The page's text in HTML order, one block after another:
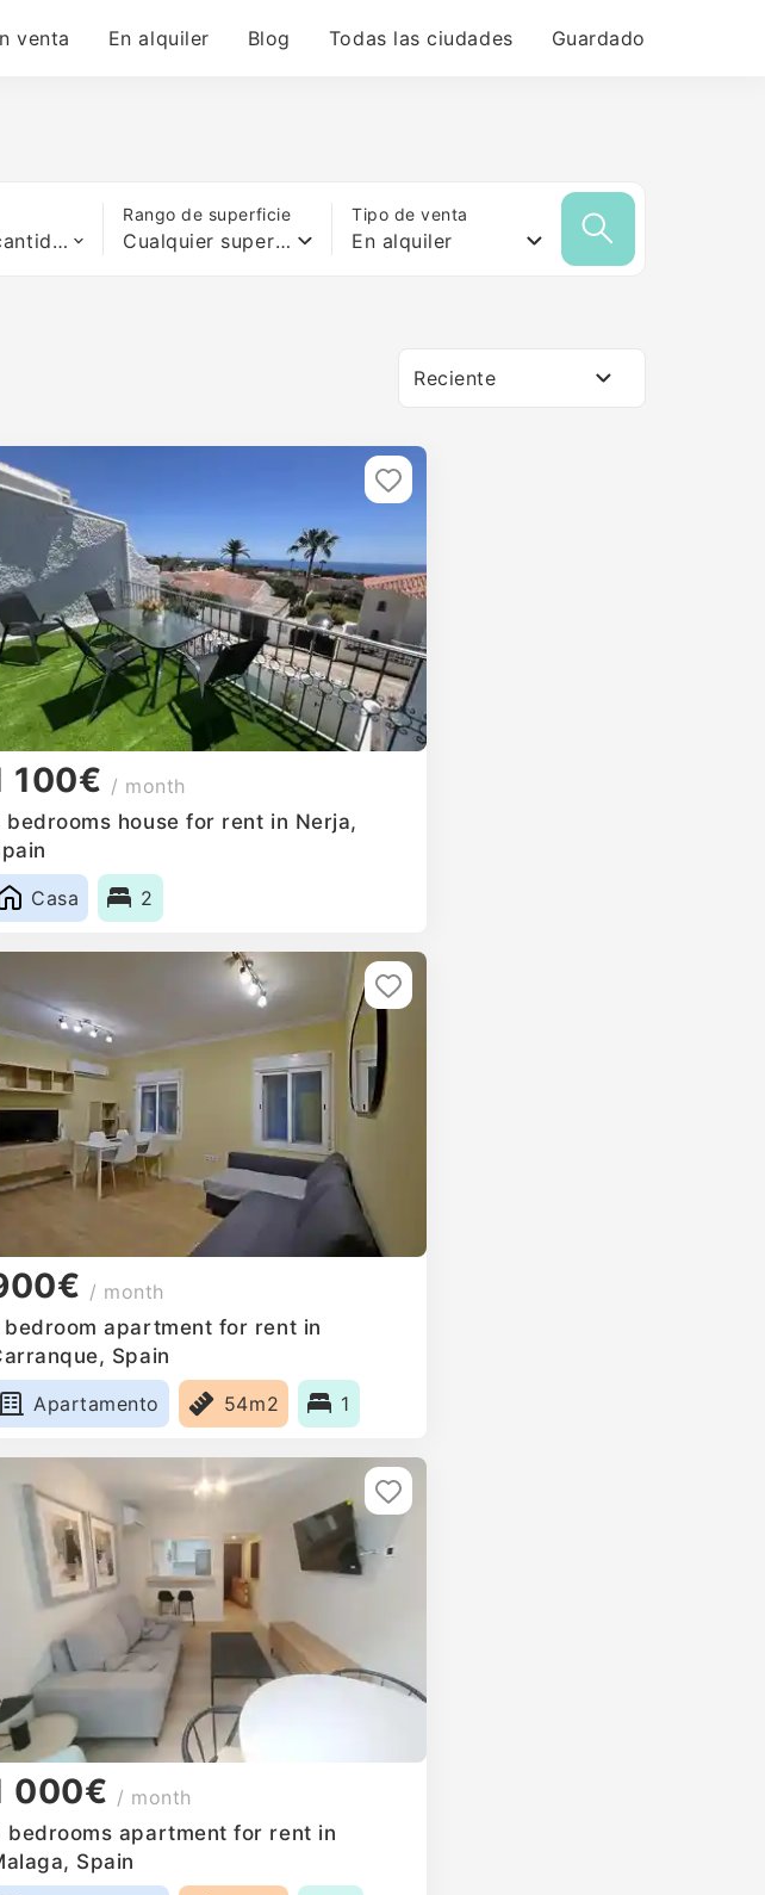
venta En alquiler Blog Todas las ciudades Guardado
Cualquier cantidad de camas
Rango de superficie
Cualquier superficie
Tipo de venta
En alquiler
Reciente
100€ / month
bedrooms house for rent in Nerja,
Casa
2
/ month
bedroom apartment for rent in
Spain
Apartamento
54m2 1
000€ / month
bedrooms apartment for rent in
Spain